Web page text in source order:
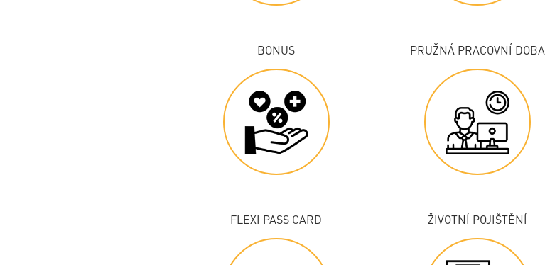
BONUS PRUŽNÁ PRACOVNÍ DOBA
FLEXI PASS CARD ŽIVOTNÍ POJIŠTĚNÍ